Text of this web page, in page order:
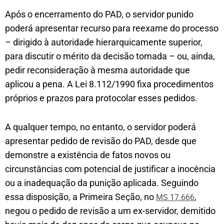
Após o encerramento do PAD, o servidor punido
poderá apresentar recurso para reexame do processo
– dirigido à autoridade hierarquicamente superior,
para discutir o mérito da decisão tomada – ou, ainda,
pedir reconsideração à mesma autoridade que
aplicou a pena. A Lei 8.112/1990 fixa procedimentos
próprios e prazos para protocolar esses pedidos.
A qualquer tempo, no entanto, o servidor poderá
apresentar pedido de revisão do PAD, desde que
demonstre a existência de fatos novos ou
circunstâncias com potencial de justificar a inocência
ou a inadequação da punição aplicada. Seguindo
essa disposição, a Primeira Seção, no MS 17.666,
negou o pedido de revisão a um ex-servidor, demitido